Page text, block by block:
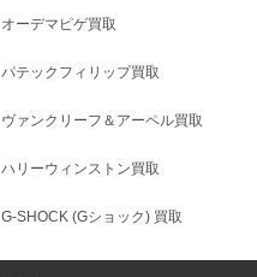
オーデマピゲ買取
パテックフィリップ買取
ヴァンクリーフ＆アーペル買取
ハリーウィンストン買取
G-SHOCK (Gショック) 買取